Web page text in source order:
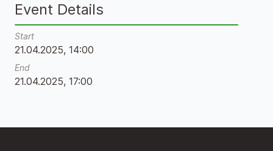
Event Details
Start
21.04.2025, 14:00
End
21.04.2025, 17:00